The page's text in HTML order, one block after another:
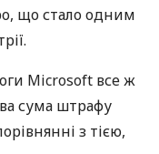
що стало одним
Microsoft все ж
сума штрафу
з тією,